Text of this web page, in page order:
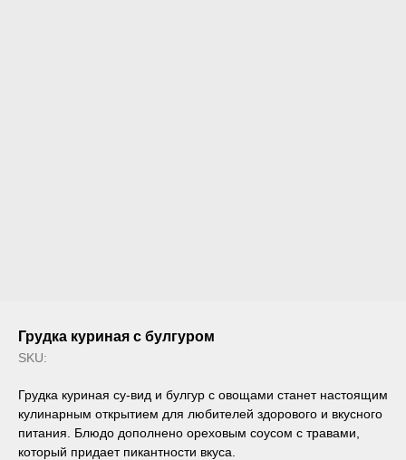
Грудка куриная с булгуром
SKU:
Грудка куриная су-вид и булгур с овощами станет настоящим
кулинарным открытием для любителей здорового и вкусного
питания. Блюдо дополнено ореховым соусом с травами,
который придает пикантности вкуса.